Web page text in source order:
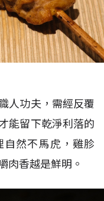
人功夫，需經反覆
能留下乾淨利落的
自然不馬虎，雞胗
肉香越是鮮明。